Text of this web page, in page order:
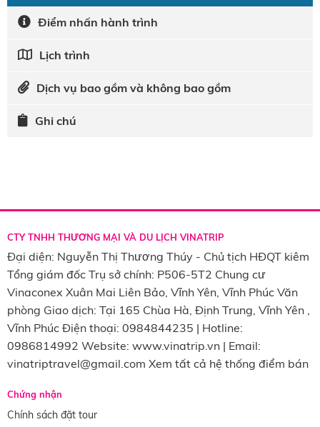
Điểm nhấn hành trình
Lịch trình
Dịch vụ bao gồm và không bao gồm
Ghi chú
CTY TNHH THƯƠNG MẠI VÀ DU LỊCH VINATRIP
Đại diện: Nguyễn Thị Thương Thúy - Chủ tịch HĐQT kiêm
Tổng giám đốc Trụ sở chính: P506-5T2 Chung cư
Vinaconex Xuân Mai Liên Bảo, Vĩnh Yên, Vĩnh Phúc Văn
phòng Giao dịch: Tại 165 Chùa Hà, Định Trung, Vĩnh Yên ,
Vĩnh Phúc Điện thoại: 0984844235 | Hotline:
0986814992 Website: www.vinatrip.vn | Email:
vinatriptravel@gmail.com Xem tất cả hệ thống điểm bán
Chứng nhận
Chính sách đặt tour